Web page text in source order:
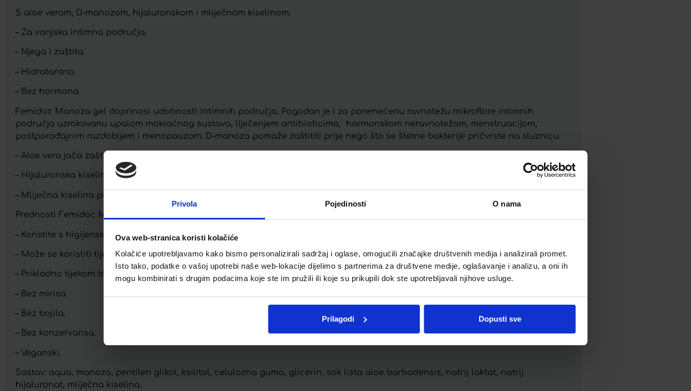
Privola Pojedinosti O nama
Ova web-stranica koristi kolačiće
Kolačiće upotrebljavamo kako bismo personalizirali sadržaj i oglase, omogućili značajke društvenih medija i analizirali promet.
Isto tako, podatke o vašoj upotrebi naše web-lokacije dijelimo s partnerima za društvene medije, oglašavanje i analizu, a oni ih
mogu kombinirati s drugim podacima koje ste im pružili ili koje su prikupili dok ste upotrebljavali njihove usluge.
Prilagodi Dopusti sve
S aloe verom, D-manozom, hijaluronskom i mliječnom kiselinom.
– Za vanjska intimna područja.
– Njega i zaštita.
– Hidratantno.
– Bez hormona.
Femidoc Manoza gel doprinosi udobnosti intimnih područja. Pogodan je i za poremećenu ravnotežu mikroflore intimnih
područja uzrokovanu upalom mokraćnog sustava, liječenjem antibioticima, hormonskom neravnotežom, menstruacijom,
postporođajnim razdobljem i menopauzom. D-manoza pomaže zaštititi prije nego što se štetne bakterije pričvrste na sluznicu.
– Aloe vera jača zaštitnu ulogu kože, umiruje i vlaži.
– Hijaluronska kiselina vlaži i stvara zaštitni sloj.
– Mliječna kiselina pomaže stabilizirati pH vrijednost u prirodnom rasponu.
Prednosti Femidoc Manoza gela:
– Koristite s higijenskom pumpicom za doziranje.
– Može se koristiti tijekom hormonske terapije.
– Prikladno tijekom trudnoće i dojenja.
– Bez mirisa
– Bez bojila.
– Bez konzervansa.
– Veganski.
Sastav: aqua, manoza, pentilen glikol, ksilitol, celulozna guma, glicerin, sok lista aloe barbadensis, natrij laktat, natrij
hijaluronat, mliječna kiselina.